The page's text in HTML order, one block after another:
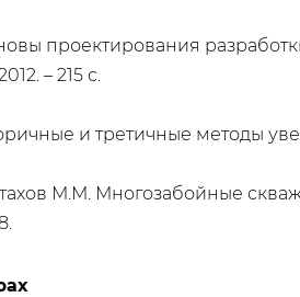
проектирования
– 215 с.
и третичные методы
М.М. Многозабойные